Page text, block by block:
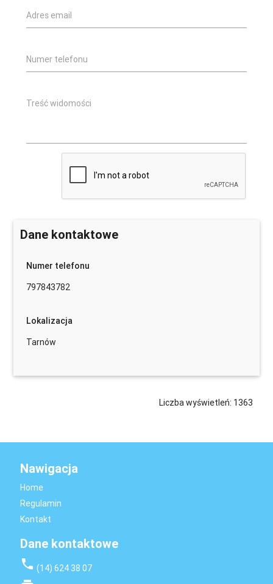
Adres email
Numer telefonu
Treść widomości
Dane kontaktowe
Numer telefonu
797843782
Lokalizacja
Tarnów
Liczba wyświetleń: 1363
Nawigacja
Home
Regulamin
Kontakt
Dane kontaktowe
phone (14) 624 38 07